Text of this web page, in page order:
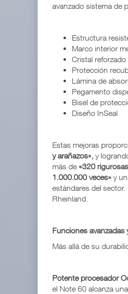
avanzado sistema de
Estructura
Marco interior
Cristal reforzado
Protección
Lámina de
Pegamento
Bisel de
Diseño InSeal
Estas mejoras
y arañazos», y
más de «320
1.000.000 veces» y
estándares del
Rheinland.
Funciones
Más allá de su
Potente procesador
el Note 60 alcanza